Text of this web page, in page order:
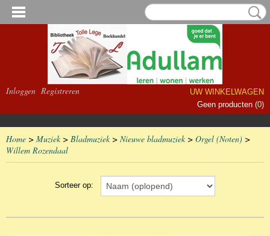
Inloggen Registreren
UW WINKELWAGEN
Geen producten (0)
Home > Muziek> Bladmuziek> Nieuwe bladmuziek> Orgel (Noten) >
Willem Rozendaal
Sorteer op: